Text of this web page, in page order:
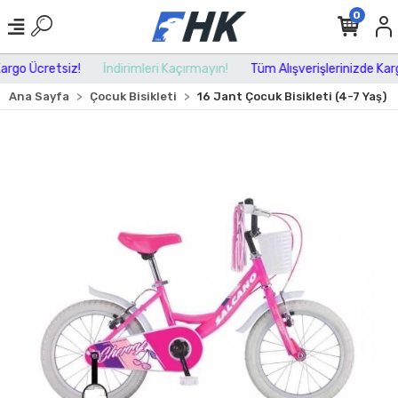
Ücretsiz! İndirimleri Kaçırmayın! Tüm Alışverişlerinizde
0
Ana Sayfa Çocuk Bisikleti 16 Jant Çocuk Bisikleti (4-7 Yaş)